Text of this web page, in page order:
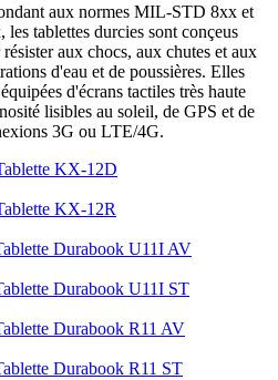
aux normes MIL-STD 8xx et
les tablettes durcies sont conçeus
aux chocs, aux chutes et aux
d'eau et de poussières. Elles
d'écrans tactiles très haute
lisibles au soleil, de GPS et de
3G ou LTE/4G.
KX-12D
KX-12R
Durabook U11I AV
Durabook U11I ST
Durabook R11 AV
Durabook R11 ST